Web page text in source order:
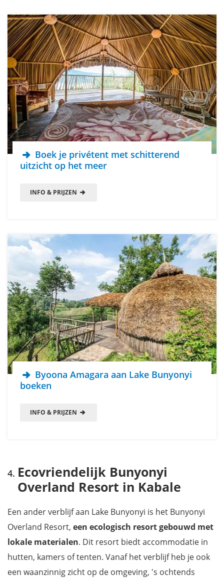
Boek je privétent met schitterend
uitzicht op het meer
INFO & PRIJZEN
Byoona Amagara aan Lake Bunyonyi
boeken
INFO & PRIJZEN
Ecovriendelijk Bunyonyi
Overland Resort in Kabale
Een ander verblijf aan Lake Bunyonyi is het Bunyonyi
Overland Resort, een ecologisch resort gebouwd met
lokale materialen. Dit resort biedt accommodatie in
hutten, kamers of tenten. Vanaf het verblijf heb je ook
een waanzinnig zicht op de omgeving, 's ochtends